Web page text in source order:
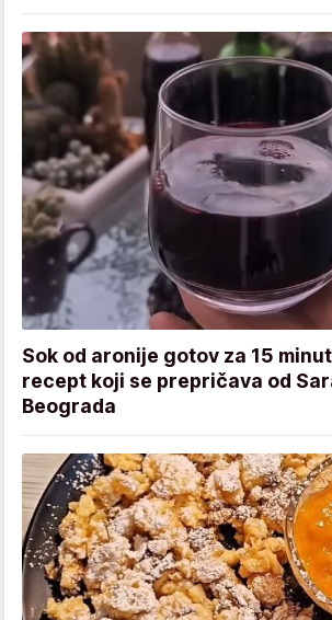
Sok od aronije gotov za 15
recept koji se prepričava od
Beograda